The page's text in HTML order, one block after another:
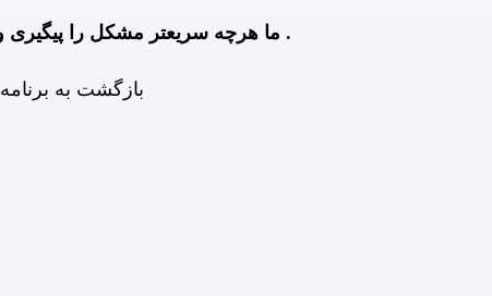
ما هرچه سریعتر مشکل را پیگیری و برطرف می کنیم .
بازگشت به برنامه